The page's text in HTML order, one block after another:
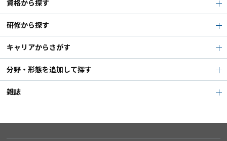
資格から探す
研修から探す
キャリアからさがす
分野・形態を追加して探す
雑誌